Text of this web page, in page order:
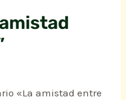
«La amistad entre